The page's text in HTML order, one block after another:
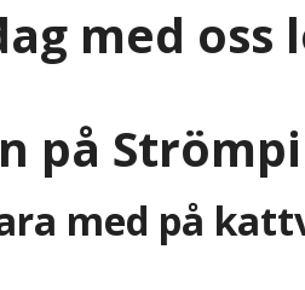
med oss
på
med på